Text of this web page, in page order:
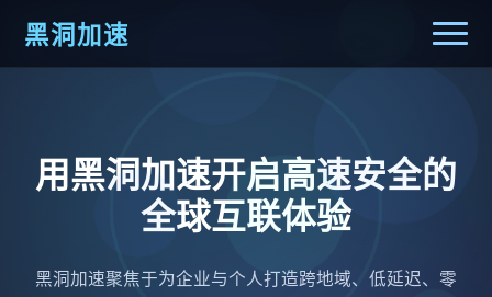
黑洞加速
用黑洞加速开启高速安全的
全球互联体验
黑洞加速聚焦于为企业与个人打造跨地域、低延迟、零